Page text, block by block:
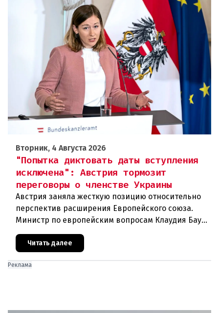
Вторник, 4 Августа 2026
"Попытка диктовать даты вступления
исключена": Австрия тормозит
переговоры о членстве Украины
Австрия заняла жесткую позицию относительно
перспектив расширения Европейского союза.
Министр по европейским вопросам Клаудия Бауэр
(ÖVP) категорически исключила возможность
ускоренного присоединения
Читать далее
Реклама